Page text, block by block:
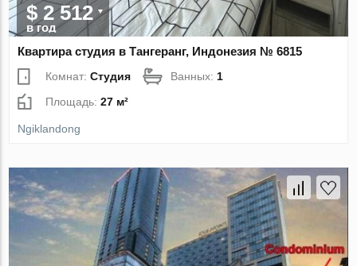
$ 2 512
в год
Квартира студия в Тангеранг, Индонезия № 6815
Комнат:Студия Ванных: 1
Площадь:27 м²
Ngiklandong